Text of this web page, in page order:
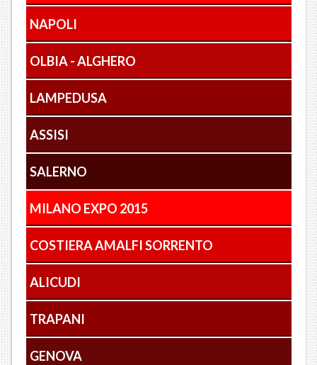
NAPOLI
OLBIA - ALGHERO
LAMPEDUSA
ASSISI
SALERNO
MILANO EXPO 2015
COSTIERA AMALFI SORRENTO
ALICUDI
TRAPANI
GENOVA